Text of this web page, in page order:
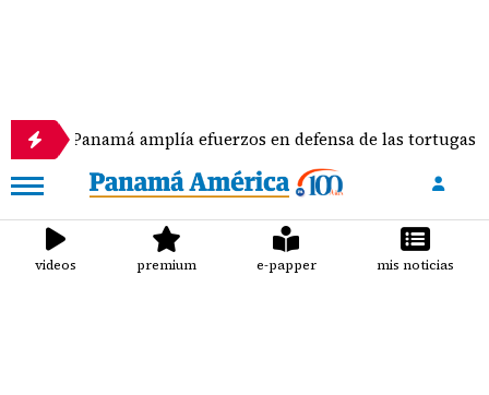
amplía efuerzos en defensa de las tortugas marinas
videos premium e-papper mis noticias